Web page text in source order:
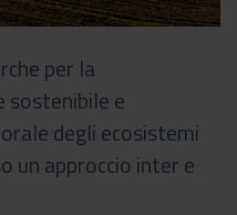
per la
sostenibile e
degli ecosistemi
un approccio inter e